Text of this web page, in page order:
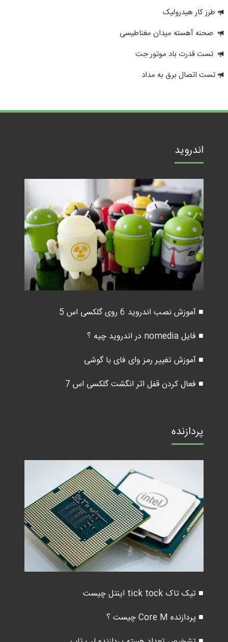
طرز کار هیدرولیک
صحنه آهسته میدان مغناطیسی
تست قدرت باد موتور جت
تست اتصال برق به مداد
اندروید
■ آموزش نصب اندروید 6 روی گلکسی اس 5
■ فایل nomedia در اندروید چیه ؟
■ آموزش تغییر رمز وای فای با گوشی
■ فعال کردن قفل اثر انگشت گلکسی اس 7
پردازنده
■ تیک تاک tick tock اینتل چیست
■ پردازنده Core M چیست ؟